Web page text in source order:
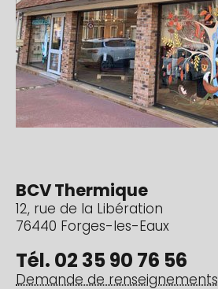
BCV Thermique
12, rue de la Libération
76440 Forges-les-Eaux
Tél. 02 35 90 76 56
Demande de renseignements